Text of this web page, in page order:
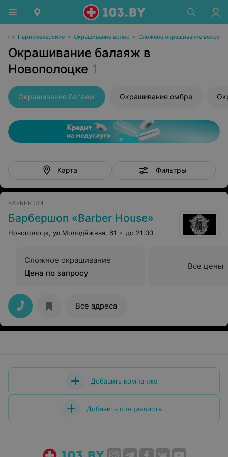
• Парикмахерские • Окрашивание волос • Сложное окрашивание волос
Окрашивание балаяж в
Новополоцке 1
Окрашивание балаяж Окрашивание омбре
Карта Фильтры
БАРБЕРШОП
Барбершоп «Barber House»
Новополоцк, ул.Молодёжная, 61 до 21:00
Сложное окрашивание
Цена по запросу
Все цены
Все адреса
Добавить компанию
Добавить специалиста